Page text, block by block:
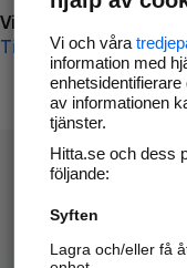
Vi beklagar besväret!
Till startsidan
Hitta.se - Gratis
Vi och våra
information med
av informationen
tjänster.
Hitta.se och dess
följande:
Syften
Lagra och/eller få